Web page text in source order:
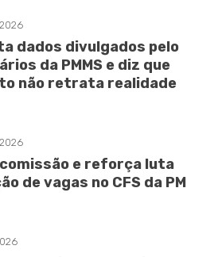
dados divulgados pelo
da PMMS e diz que
não retrata realidade
e reforça luta
de vagas no CFS da PM